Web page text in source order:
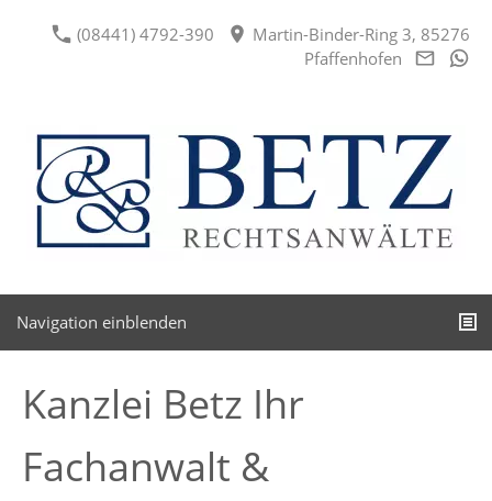
(08441) 4792-390
Martin-Binder-Ring 3, 85276
Pfaffenhofen
Navigation einblenden
Kanzlei Betz Ihr
Fachanwalt &